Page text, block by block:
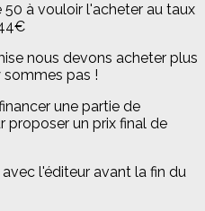
à vouloir l'acheter au taux
nous devons acheter plus
sommes pas !
une partie de
proposer un prix final de
l'éditeur avant la fin du